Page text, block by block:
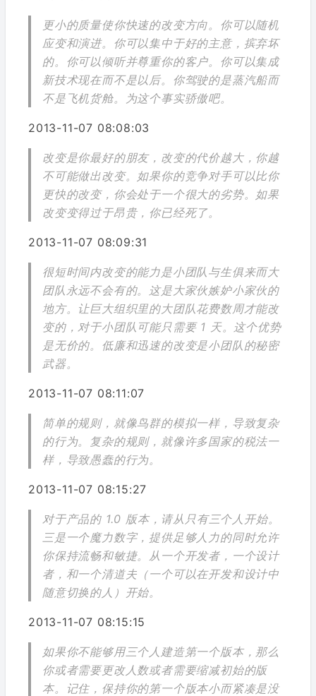
更小的质量使你快速的改变方向。你可以随机
应变和演进。你可以集中于好的主意，摈弃坏
的。你可以倾听并尊重你的客户。你可以集成
新技术现在而不是以后。你驾驶的是蒸汽船而
不是飞机货舱。为这个事实骄傲吧。
2013-11-07 08:08:03
改变是你最好的朋友，改变的代价越大，你越
不可能做出改变。如果你的竞争对手可以比你
更快的改变，你会处于一个很大的劣势。如果
改变变得过于昂贵，你已经死了。
2013-11-07 08:09:31
很短时间内改变的能力是小团队与生俱来而大
团队永远不会有的。这是大家伙嫉妒小家伙的
地方。让巨大组织里的大团队花费数周才能改
变的，对于小团队可能只需要 1 天。这个优势
是无价的。低廉和迅速的改变是小团队的秘密
武器。
2013-11-07 08:11:07
简单的规则，就像鸟群的模拟一样，导致复杂
的行为。复杂的规则，就像许多国家的税法一
样，导致愚蠢的行为。
2013-11-07 08:15:27
对于产品的 1.0 版本，请从只有三个人开始。
三是一个魔力数字，提供足够人力的同时允许
你保持流畅和敏捷。从一个开发者，一个设计
者，和一个清道夫（一个可以在开发和设计中
随意切换的人）开始。
2013-11-07 08:15:15
如果你不能够用三个人建造第一个版本，那么
你或者需要更改人数或者需要缩减初始的版
本。记住，保持你的第一个版本小而紧凑是没